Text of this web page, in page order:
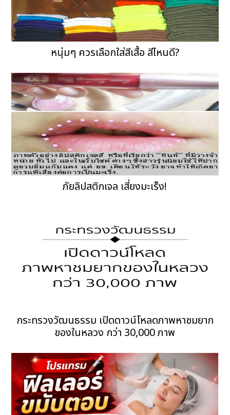
หนุ่มๆ ควรเลือกใส่สีเสื้อ สีไหนดี?
ภัยลิปสติกเจล เสี่ยงมะเร็ง!
กระทรวงวัฒนธรรม เปิดดาวน์โหลดภาพหาชมยาก
ของในหลวง กว่า 30,000 ภาพ